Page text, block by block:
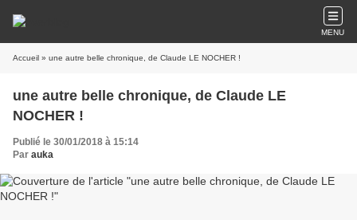
MENU
Accueil » une autre belle chronique, de Claude LE NOCHER !
une autre belle chronique, de Claude LE
NOCHER !
Publié le 30/01/2018 à 15:14
Par auka